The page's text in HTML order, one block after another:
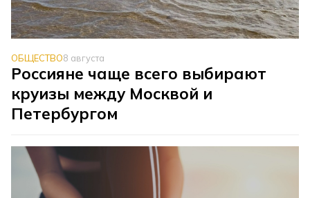
ОБЩЕСТВО8 августа
Россияне чаще всего выбирают
круизы между Москвой и
Петербургом